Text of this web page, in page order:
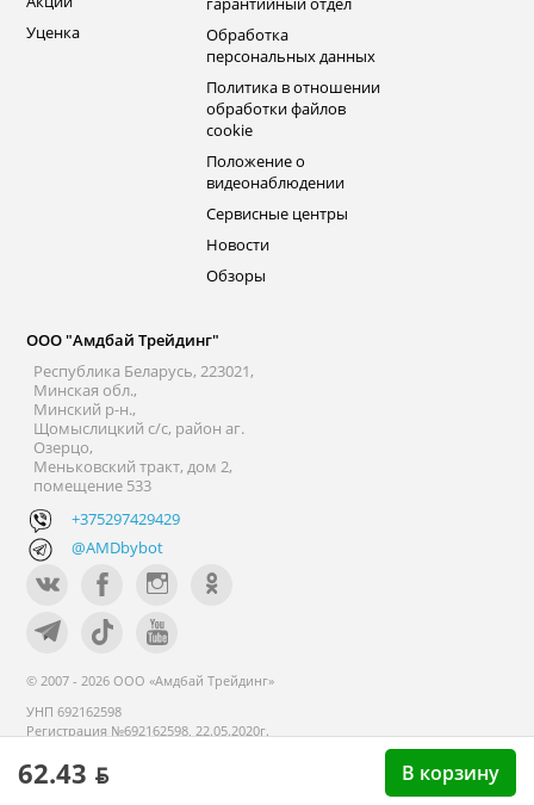
62.43 ƃ В корзину
Уценка
Обработка
персональных данных
Политика в отношении
обработки файлов
cookie
Положение о
видеонаблюдении
Сервисные центры
Новости
Обзоры
ООО "Амдбай Трейдинг"
Республика Беларусь, 223021,
Минская обл.,
Минский р-н.,
Щомыслицкий с/с, район аг.
Озерцо,
Меньковский тракт, дом 2,
помещение 533
+375297429429
@AMDbybot
© 2007 - 2026 ООО «Амдбай Трейдинг»
УНП 692162598
Регистрация №692162598, 22.05.2020г.
реестре с 14 сентября 2020г.